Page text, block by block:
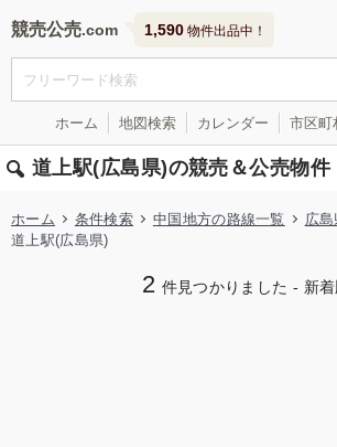
競売公売 1,590 物件出品中！
ホーム 地図検索 カレンダー 市区町
道上駅(広島県)の競売＆公売物件
ホーム 条件検索 中国地方の路線一覧
広
道上駅(広島県)
2 件見つかりました - 新着